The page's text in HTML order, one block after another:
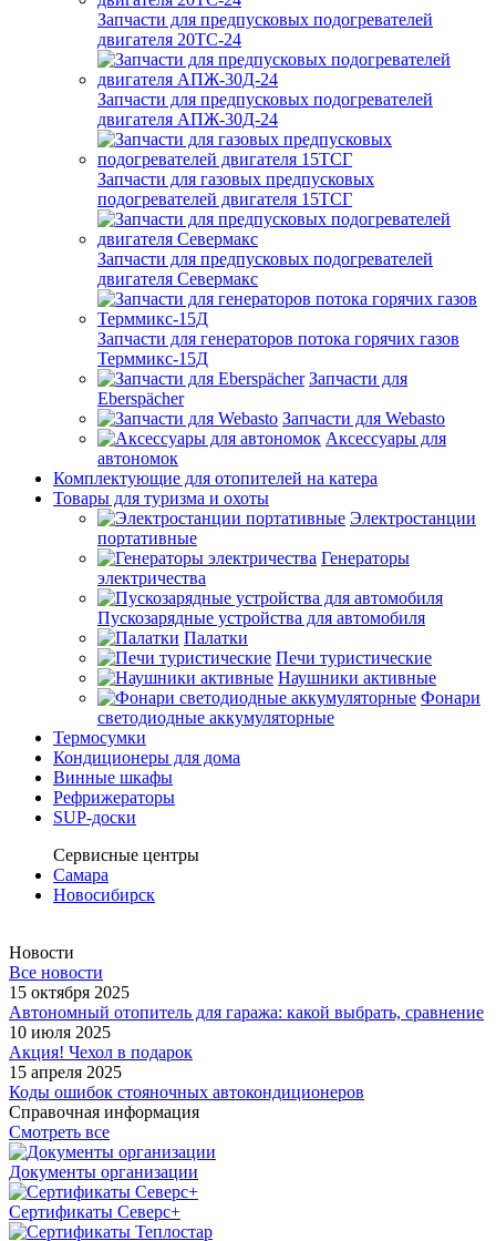
Запчасти для предпусковых подогревателей
двигателя 20ТС-24
Запчасти для предпусковых подогревателей
двигателя АПЖ-30Д-24
Запчасти для газовых предпусковых
подогревателей двигателя 15ТСГ
Запчасти для предпусковых подогревателей
двигателя Севермакс
Запчасти для генераторов потока горячих газов
Терммикс-15Д
Запчасти для
Eberspächer
Запчасти для Webasto
Аксессуары для
автономок
Комплектующие для отопителей на катера
Товары для туризма и охоты
Электростанции
портативные
Генераторы
электричества
Пускозарядные устройства для автомобиля
Палатки
Печи туристические
Наушники активные
Фонари
светодиодные аккумуляторные
Термосумки
Кондиционеры для дома
Винные шкафы
Рефрижераторы
SUP-доски
Сервисные центры
Самара
Новосибирск
Новости
Все новости
15 октября 2025
Автономный отопитель для гаража: какой выбрать, сравнение
10 июля 2025
Акция! Чехол в подарок
15 апреля 2025
Коды ошибок стояночных автокондиционеров
Справочная информация
Смотреть все
Документы организации
Сертификаты Северс+